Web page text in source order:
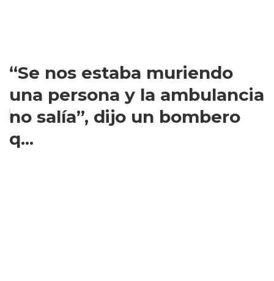
“Se nos estaba muriendo
una persona y la ambulancia
no salía”, dijo un bombero
q...